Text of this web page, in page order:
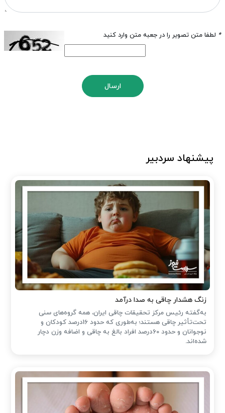
* لطفا متن تصویر را در جعبه متن وارد کنید
ارسال
پیشنهاد سردبیر
زنگ هشدار چاقی به صدا درآمد
به‌گفته رئیس مرکز تحقیقات چاقی ایران، همه گروه‌های سنی
تحت‌تأثیر چاقی هستند؛ به‌طوری که حدود 16درصد کودکان و
نوجوانان و حدود 60درصد افراد بالغ به چاقی و اضافه وزن دچار
شده‌اند.